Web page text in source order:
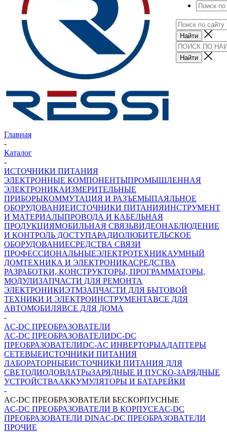
Главная
-
Каталог
-
ИСТОЧНИКИ ПИТАНИЯ
ЭЛЕКТРОННЫЕ КОМПОНЕНТЫПРОМЫШЛЕННАЯ
ЭЛЕКТРОНИКАИЗМЕРИТЕЛЬНЫЕ
ПРИБОРЫКОММУТАЦИЯ И РАЗЪЕМЫПАЯЛЬНОЕ
ОБОРУДОВАНИЕИСТОЧНИКИ ПИТАНИЯИНСТРУМЕНТ
И МАТЕРИАЛЫПРОВОДА И КАБЕЛЬНАЯ
ПРОДУКЦИЯМОБИЛЬНАЯ СВЯЗЬВИДЕОНАБЛЮДЕНИЕ
И КОНТРОЛЬ ДОСТУПАРАДИОЛЮБИТЕЛЬСКОЕ
ОБОРУДОВАНИЕСРЕДСТВА СВЯЗИ
ПРОФЕССИОНАЛЬНЫЕЭЛЕКТРОТЕХНИКАУМНЫЙ
ДОМТЕХНИКА И ЭЛЕКТРОНИКАСРЕДСТВА
РАЗРАБОТКИ, КОНСТРУКТОРЫ, ПРОГРАММАТОРЫ,
МОДУЛИЗАПЧАСТИ ДЛЯ РЕМОНТА
ЭЛЕКТРОНИКИЭТМЗАПЧАСТИ ДЛЯ БЫТОВОЙ
ТЕХНИКИ И ЭЛЕКТРОИНСТРУМЕНТАВСЕ ДЛЯ
АВТОМОБИЛЯВСЕ ДЛЯ ДОМА
-
AC-DC ПРЕОБРАЗОВАТЕЛИ
AC-DC ПРЕОБРАЗОВАТЕЛИDC-DC
ПРЕОБРАЗОВАТЕЛИDC-AC ИНВЕРТОРЫАДАПТЕРЫ
СЕТЕВЫЕИСТОЧНИКИ ПИТАНИЯ
ЛАБОРАТОРНЫЕИСТОЧНИКИ ПИТАНИЯ ДЛЯ
СВЕТОДИОДОВЛАТРыЗАРЯДНЫЕ И ПУСКО-ЗАРЯДНЫЕ
УСТРОЙСТВААККУМУЛЯТОРЫ И БАТАРЕЙКИ
-
AC-DC ПРЕОБРАЗОВАТЕЛИ БЕСКОРПУСНЫЕ
AC-DC ПРЕОБРАЗОВАТЕЛИ В КОРПУСЕAC-DC
ПРЕОБРАЗОВАТЕЛИ DINAC-DC ПРЕОБРАЗОВАТЕЛИ
ПРОЧИЕ